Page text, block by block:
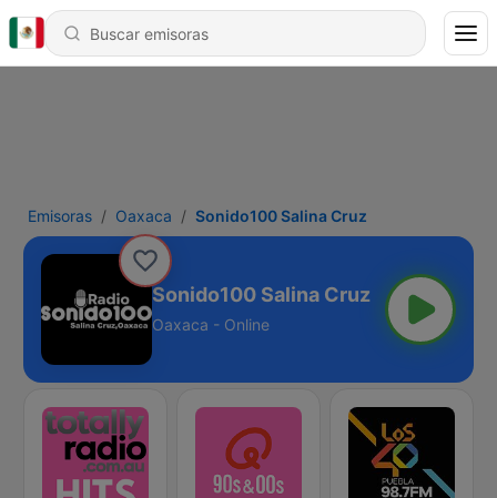
Emisoras Oaxaca Sonido100 Salina Cruz
Sonido100 Salina Cruz
Oaxaca - Online